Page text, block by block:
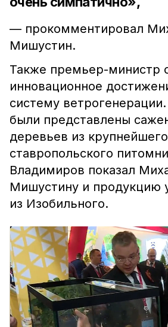
— прокомментировал
Мишустин.
Также премьер-министр
инновационное
систему
были представлены
деревьев из крупнейшего
ставропольского
Владимиров показал
Мишустину и продукцию
из Изобильного.